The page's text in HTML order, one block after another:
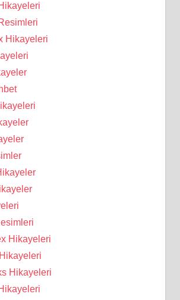
Hikayeleri
Hikayeleri
Hikayeleri